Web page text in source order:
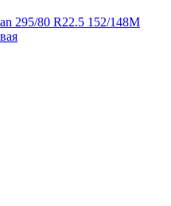
295/80 R22.5 152/148M